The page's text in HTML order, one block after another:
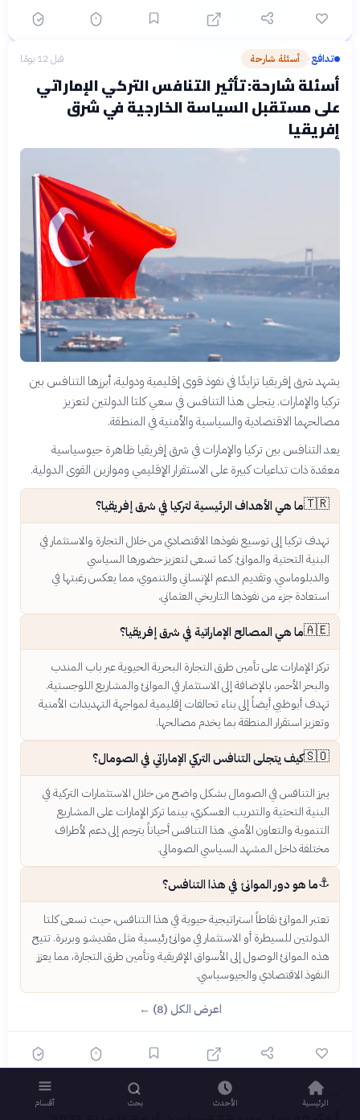
تدافع› أسئلة شارحة قبل 12 يومًا
أسئلة شارحة: تأثير التنافس التركي الإماراتي
على مستقبل السياسة الخارجية في شرق
إفريقيا
يشهد شرق إفريقيا تزايدًا في نفوذ قوى إقليمية ودولية، أبرزها التنافس بين
تركيا والإمارات. يتجلى هذا التنافس في سعي كلتا الدولتين لتعزيز
مصالحهما الاقتصادية والسياسية والأمنية في المنطقة.
يعد التنافس بين تركيا والإمارات في شرق إفريقيا ظاهرة جيوسياسية
معقدة ذات تداعيات كبيرة على الاستقرار الإقليمي وموازين القوى الدولية.
🇹🇷ما هي الأهداف الرئيسية لتركيا في شرق إفريقيا؟
تهدف تركيا إلى توسيع نفوذها الاقتصادي من خلال التجارة والاستثمار في
البنية التحتية والموانئ. كما تسعى لتعزيز حضورها السياسي
والدبلوماسي، وتقديم الدعم الإنساني والتنموي، مما يعكس رغبتها في
استعادة جزء من نفوذها التاريخي العثماني.
🇦🇪ما هي المصالح الإماراتية في شرق إفريقيا؟
تركز الإمارات على تأمين طرق التجارة البحرية الحيوية عبر باب المندب
والبحر الأحمر، بالإضافة إلى الاستثمار في الموانئ والمشاريع اللوجستية.
تهدف أبوظبي أيضاً إلى بناء تحالفات إقليمية لمواجهة التهديدات الأمنية
وتعزيز استقرار المنطقة بما يخدم مصالحها.
🇸🇴كيف يتجلى التنافس التركي الإماراتي في الصومال؟
يبرز التنافس في الصومال بشكل واضح من خلال الاستثمارات التركية في
البنية التحتية والتدريب العسكري، بينما تركز الإمارات على المشاريع
التنموية والتعاون الأمني. هذا التنافس أحياناً يترجم إلى دعم لأطراف
مختلفة داخل المشهد السياسي الصومالي.
⚓ما هو دور الموانئ في هذا التنافس؟
تعتبر الموانئ نقاطاً استراتيجية حيوية في هذا التنافس، حيث تسعى كلتا
الدولتين للسيطرة أو الاستثمار في موانئ رئيسية مثل مقديشو وبربرة. تتيح
هذه الموانئ الوصول إلى الأسواق الإفريقية وتأمين طرق التجارة، مما يعزز
النفوذ الاقتصادي والجيوسياسي.
اعرض الكل (8) ←
ناس› قبل 14 يومًا
الرئيسية الأحدث بحث أقسام